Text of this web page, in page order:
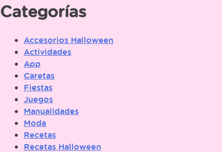
Categorías
Accesorios Halloween
Actividades
App
Caretas
Fiestas
Juegos
Manualidades
Moda
Recetas
Recetas Halloween